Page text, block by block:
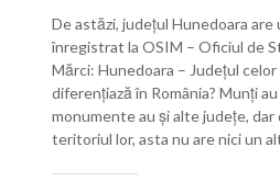
De astăzi, județul Hunedoara are
înregistrat la OSIM – Oficiul de
Mărci: Hunedoara – Județul
diferențiază în România? Munți
monumente au și alte județe,
teritoriul lor, asta nu are nici un